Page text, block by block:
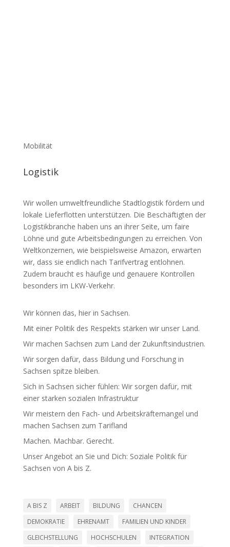
Mobilität
Logistik
Wir wollen umwelt­freund­liche Stadt­lo­gistik fördern und
lokale Liefer­flotten unter­stützen. Die Beschäf­tigten der
Logis­tik­branche haben uns an ihrer Seite, um faire
Löhne und gute Arbeits­be­din­gungen zu erreichen. Von
Welt­kon­zernen, wie beispiels­weise Amazon, erwarten
wir, dass sie endlich nach Tarif­vertrag entlohnen.
Zudem braucht es häufige und genauere Kontrollen
besonders im LKW-Verkehr.
Wir können das, hier in Sachsen.
Mit einer Politik des Respekts stärken wir unser Land.
Wir machen Sachsen zum Land der Zukunfts­in­dus­trien.
Wir sorgen dafür, dass Bildung und Forschung in
Sachsen spitze bleiben.
Sich in Sachsen sicher fühlen: Wir sorgen dafür, mit
einer starken sozialen Infra­struktur
Wir meistern den Fach- und Arbeits­kräf­te­mangel und
machen Sachsen zum Tarifland
Machen. Machbar. Gerecht.
Unser Angebot an Sie und Dich: Soziale Politik für
Sachsen von A bis Z.
A BIS Z ARBEIT BILDUNG
CHANCEN
DEMOKRATIE
EHRENAMT
FAMILIEN UND KINDER
GLEICHSTELLUNG
HOCHSCHULEN
INTEGRATION